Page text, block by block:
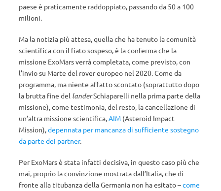
paese è praticamente raddoppiato, passando da 50 a 100
milioni.
Ma la notizia più attesa, quella che ha tenuto la comunità
scientifica con il fiato sospeso, è la conferma che la
missione ExoMars verrà completata, come previsto, con
l’invio su Marte del rover europeo nel 2020. Come da
programma, ma niente affatto scontato (soprattutto dopo
la brutta fine del landerSchiaparelli nella prima parte della
missione), come testimonia, del resto, la cancellazione di
un’altra missione scientifica,AIM (Asteroid Impact
Mission),depennata per mancanza di sufficiente sostegno
da parte dei partner.
Per ExoMars è stata infatti decisiva, in questo caso più che
mai, proprio la convinzione mostrata dall’Italia, che di
fronte alla titubanza della Germania non ha esitato –come